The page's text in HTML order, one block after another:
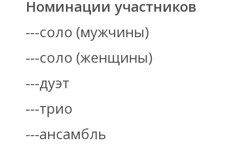
Номинации участников
---соло (мужчины)
---соло (женщины)
---дуэт
---трио
---ансамбль